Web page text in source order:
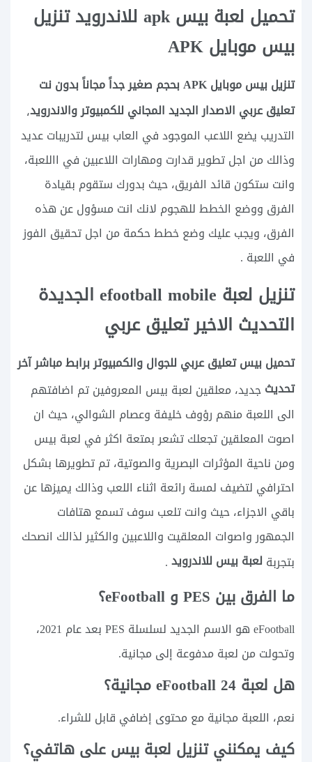
تحميل لعبة بيس apk للاندرويد تنزيل
بيس موبايل APK
تنزيل بيس موبايل APK بحجم صغير جداً مجاناً بدون نت
تعليق عربي الاصدار الجديد المجاني للكمبيوتر والاندرويد،
التدريب يضع اللاعب الموجود في العاب بيس لتدريبات عديد
وذالك من اجل تطوير قدارت ومهارات اللاعبين في االلعبة،
وانت ستكون قائد الفريق، حيث بدورك ستقوم بقيادة
الفرق ووضع الخطط للهجوم لانك انت مسؤول عن هذه
الفرق، ويجب عليك وضع خطط حكمة من اجل تحقيق الفوز
في اللعبة .
تنزيل لعبة efootball mobile الجديدة
التحديث الاخير تعليق عربي
تحميل بيس تعليق عربي للجوال والكمبيوتر برابط مباشر آخر
تحديثجديد، معلقين لعبة بيس المعروفين تم اضافتهم
الى اللعبة منهم رؤوف خليفة وعصام الشوالي، حيث ان
اصوت المعلقين تجعلك تشعر بمتعة اكثر في لعبة بيس
ومن ناحية المؤثرات البصرية والصوتية، تم تطويرها بشكل
احترافي لتضيف لمسة رائعة اثناء اللعب وذالك يميزها عن
باقي الاجزاء، حيث وانت تلعب سوف تسمع هتافات
الجمهور واصوات المعلقيت واللاعبين والكثير لذالك انصحك
بتجربة لعبة بيس للاندرويد.
ما الفرق بين PES و eFootball؟
eFootball هو الاسم الجديد لسلسلة PES بعد عام 2021،
وتحولت من لعبة مدفوعة إلى مجانية.
هل لعبة eFootball 24 مجانية؟
نعم، اللعبة مجانية مع محتوى إضافي قابل للشراء.
كيف يمكنني تنزيل لعبة بيس على هاتفي؟